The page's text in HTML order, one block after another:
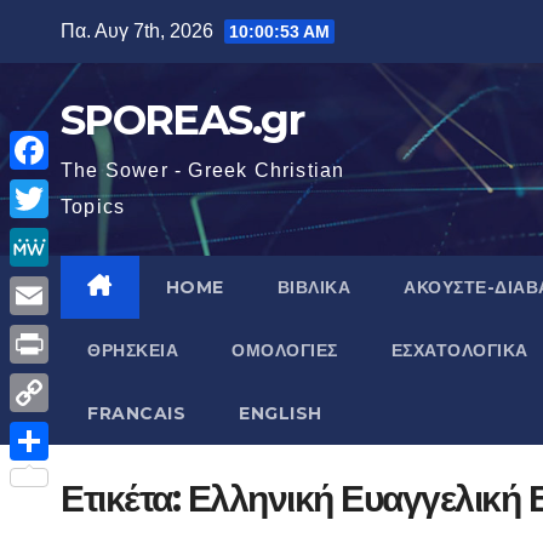
περιεχόμενο
Πα. Αυγ 7th, 2026 10:00:54 AM
SPOREAS.gr
The Sower - Greek Christian
Topics
HOME ΒΙΒΛΙΚΑ ΑΚΟΥΣΤΕ-
ΘΡΗΣΚΕΙΑ ΟΜΟΛΟΓΙΕΣ ΕΣΧΑΤΟΛΟΓΙΚΑ
FRANCAIS ENGLISH
Ετικέτα: Ελληνική
F
a
c
e
b
o
o
k
T
w
i
e
r
M
e
W
e
E
m
a
l
P
r
i
C
o
Μ